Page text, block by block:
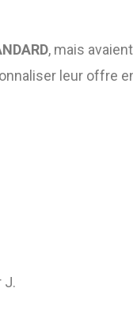
, mais
leur offre
J.